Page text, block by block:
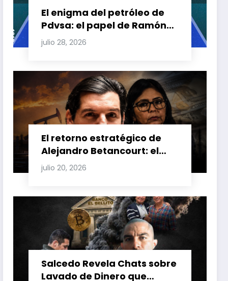
El enigma del petróleo de
Pdvsa: el papel de Ramón
Carretero en el triángulo de
Carretero y su impacto en
julio 28, 2026
El retorno estratégico de
Alejandro Betancourt: el
bolichico que desafía la
justicia y renueva su poder
venezolana
julio 20, 2026
Salcedo Revela Chats sobre
Lavado de Dinero que